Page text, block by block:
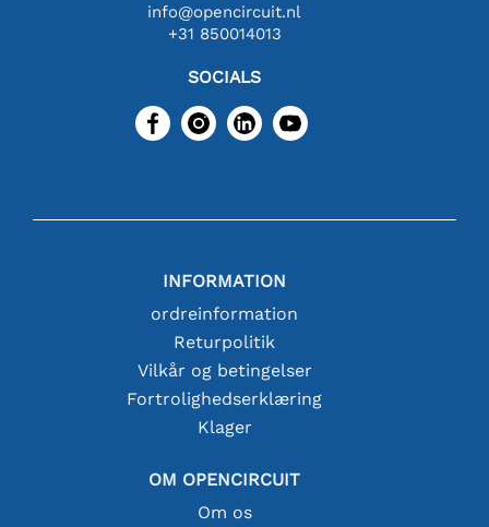
info@opencircuit.nl
+31 850014013
SOCIALS
INFORMATION
ordreinformation
Returpolitik
Vilkår og betingelser
Fortrolighedserklæring
Klager
OM OPENCIRCUIT
Om os